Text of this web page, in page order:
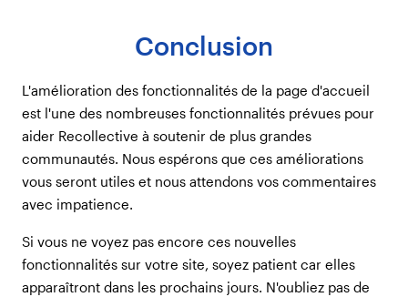
Conclusion
L'amélioration des fonctionnalités de la page d'accueil
est l'une des nombreuses fonctionnalités prévues pour
aider Recollective à soutenir de plus grandes
communautés. Nous espérons que ces améliorations
vous seront utiles et nous attendons vos commentaires
avec impatience.
Si vous ne voyez pas encore ces nouvelles
fonctionnalités sur votre site, soyez patient car elles
apparaîtront dans les prochains jours. N'oubliez pas de